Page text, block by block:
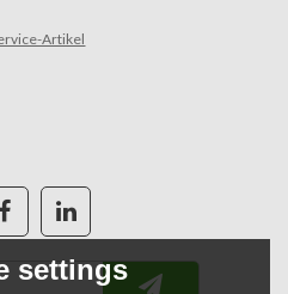
Artikel
settings